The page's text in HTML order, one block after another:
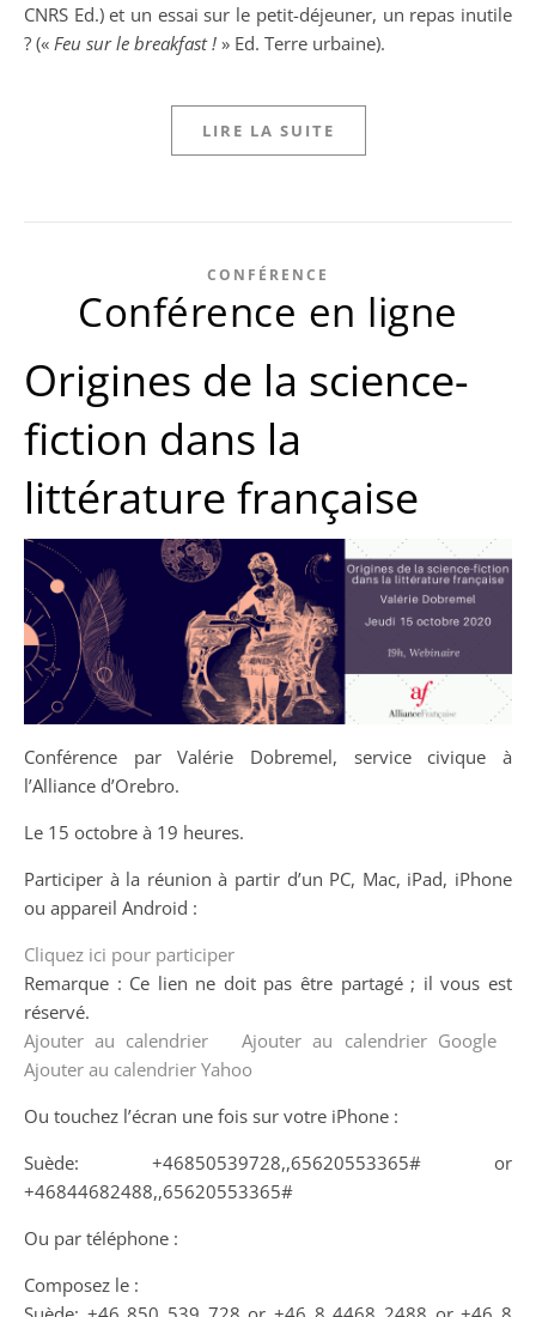
CNRS Ed.) et un essai sur le petit-déjeuner, un repas inutile
? (« Feu sur le breakfast ! » Ed. Terre urbaine).
LIRE LA SUITE
CONFÉRENCE
Conférence en ligne
Origines de la science-
fiction dans la
littérature française
Conférence par Valérie Dobremel, service civique à
l’Alliance d’Orebro.
Le 15 octobre à 19 heures.
Participer à la réunion à partir d’un PC, Mac, iPad, iPhone
ou appareil Android :
Cliquez ici pour participer
Remarque : Ce lien ne doit pas être partagé ; il vous est
réservé.
Ajouter au calendrier
Ajouter au calendrier Google
Ajouter au calendrier Yahoo
Ou touchez l’écran une fois sur votre iPhone :
Suède: +46850539728,,65620553365# or
+46844682488,,65620553365#
Ou par téléphone :
Composez le :